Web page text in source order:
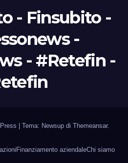
- Finsubito -
-
- #Retefin -
Tema: Newsup di Themeansar.
Finanziamento aziendaleChi siamo